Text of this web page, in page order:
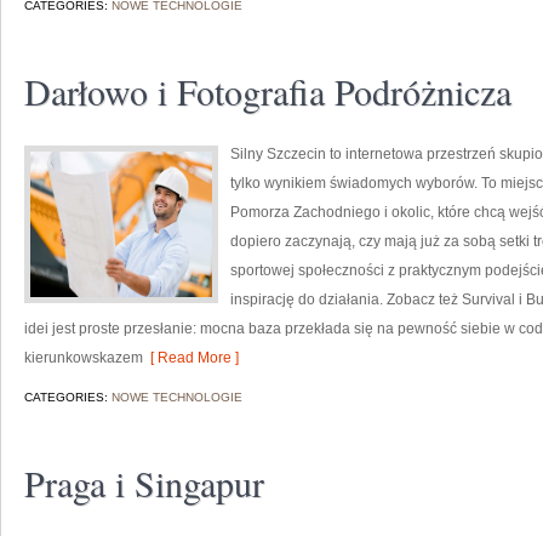
CATEGORIES: NOWE TECHNOLOGIE
Darłowo i Fotografia Podróżnicza
Silny Szczecin to internetowa przestrzeń
tylko wynikiem świadomych wyborów. To
Pomorza Zachodniego i okolic, które chcą
dopiero zaczynają, czy mają już za sobą setki
sportowej społeczności z praktycznym
inspirację do działania. Zobacz też Survival i
idei jest proste przesłanie: mocna baza przekłada się na pewność siebie w
kierunkowskazem [ Read More ]
CATEGORIES: NOWE TECHNOLOGIE
Praga i Singapur